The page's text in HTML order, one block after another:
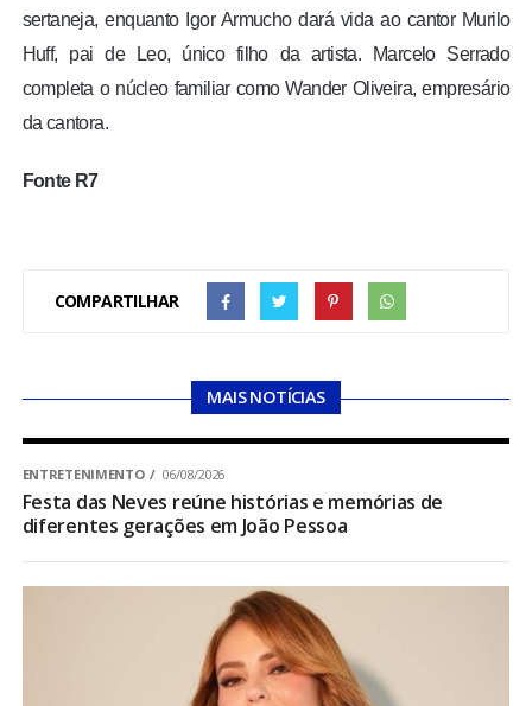
sertaneja, enquanto Igor Armucho dará vida ao cantor Murilo
Huff, pai de Leo, único filho da artista. Marcelo Serrado
completa o núcleo familiar como Wander Oliveira, empresário
da cantora.
Fonte R7
COMPARTILHAR
MAIS NOTÍCIAS
ENTRETENIMENTO 06/08/2026
Festa das Neves reúne histórias e memórias de
diferentes gerações em João Pessoa